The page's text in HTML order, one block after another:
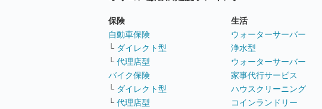
保険
自動車保険
└ ダイレクト型
└ 代理店型
バイク保険
└ ダイレクト型
└ 代理店型
生活
ウォーターサーバー
浄水型
ウォーターサーバー
家事代行サービス
ハウスクリーニング
コインランドリー